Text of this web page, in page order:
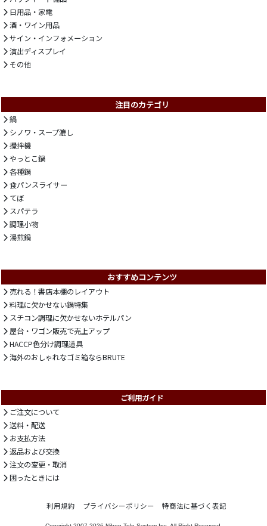
日用品・家電
酒・ワイン用品
サイン・インフォメーション
演出ディスプレイ
その他
注目のカテゴリ
鍋
シノワ・スープ漉し
攪拌機
やっとこ鍋
各種鍋
食パンスライサー
てぼ
スパテラ
調理小物
湯煎鍋
おすすめコンテンツ
売れる！書店本棚のレイアウト
料理に欠かせない鍋特集
スチコン調理に欠かせないホテルパン
屋台・ワゴン販売で売上アップ
HACCP色分け調理道具
海外のおしゃれなゴミ箱ならBRUTE
ご利用ガイド
ご注文について
送料・配送
お支払方法
返品および交換
注文の変更・取消
困ったときには
利用規約 プライバシーポリシー 特商法に基づく表記